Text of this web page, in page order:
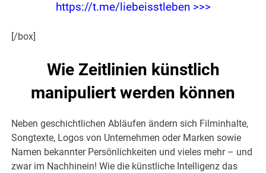
https://t.me/liebeisstleben >>>
[/box]
Wie Zeitlinien künstlich
manipuliert werden können
Neben geschichtlichen Abläufen ändern sich Filminhalte,
Songtexte, Logos von Unternehmen oder Marken sowie
Namen bekannter Persönlichkeiten und vieles mehr – und
zwar im Nachhinein! Wie die künstliche Intelligenz das